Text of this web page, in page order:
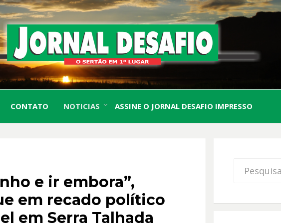
JORNAL
DESAFIO
O Sertão em 1º Lugar
CONTATO NOTICIAS ASSINE O JORNAL DESAFIO IMPRESSO
e ir embora”,
em recado político
em Serra Talhada
Procurar